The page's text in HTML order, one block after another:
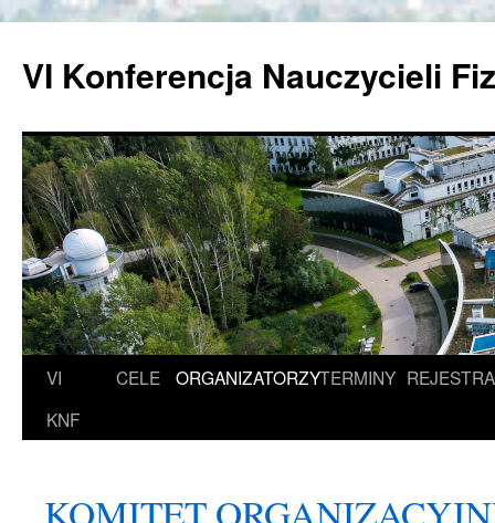
treści
VI Konferencja Nauczycieli
VI
KNF
CELE ORGANIZATORZYTERMINY
KOMITET